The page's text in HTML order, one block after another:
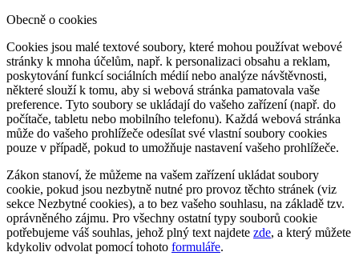
Obecně o cookies
Cookies jsou malé textové soubory, které mohou používat webové
stránky k mnoha účelům, např. k personalizaci obsahu a reklam,
poskytování funkcí sociálních médií nebo analýze návštěvnosti,
některé slouží k tomu, aby si webová stránka pamatovala vaše
preference. Tyto soubory se ukládají do vašeho zařízení (např. do
počítače, tabletu nebo mobilního telefonu). Každá webová stránka
může do vašeho prohlížeče odesílat své vlastní soubory cookies
pouze v případě, pokud to umožňuje nastavení vašeho prohlížeče.
Zákon stanoví, že můžeme na vašem zařízení ukládat soubory
cookie, pokud jsou nezbytně nutné pro provoz těchto stránek (viz
sekce Nezbytné cookies), a to bez vašeho souhlasu, na základě tzv.
oprávněného zájmu. Pro všechny ostatní typy souborů cookie
potřebujeme váš souhlas, jehož plný text najdete zde, a který můžete
kdykoliv odvolat pomocí tohoto formuláře.